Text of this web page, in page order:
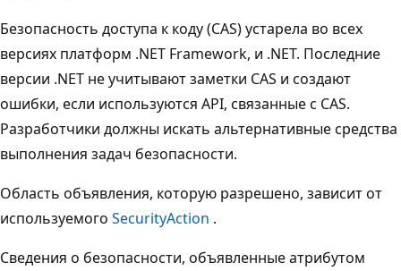
Безопасность доступа к коду (CAS) устарела во всех
версиях платформ .NET Framework, и .NET. Последние
версии .NET не учитывают заметки CAS и создают
ошибки, если используются API, связанные с CAS.
Разработчики должны искать альтернативные средства
выполнения задач безопасности.
Область объявления, которую разрешено, зависит от
используемого SecurityAction .
Сведения о безопасности, объявленные атрибутом